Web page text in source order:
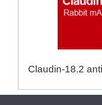
Claudin-18.2